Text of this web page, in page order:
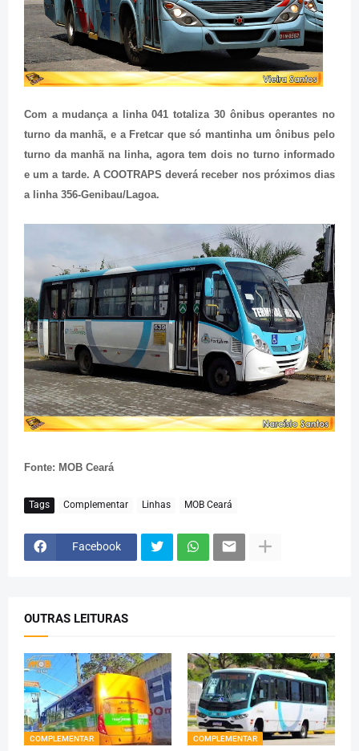
Com a mudança a linha 041 totaliza 30 ônibus operantes no
turno da manhã, e a Fretcar que só mantinha um ônibus pelo
turno da manhã na linha, agora tem dois no turno informado
e um a tarde. A COOTRAPS deverá receber nos próximos dias
a linha 356-Genibau/Lagoa.
Fonte: MOB Ceará
Tags Complementar Linhas MOB Ceará
Facebook
OUTRAS LEITURAS
COMPLEMENTAR COMPLEMENTAR